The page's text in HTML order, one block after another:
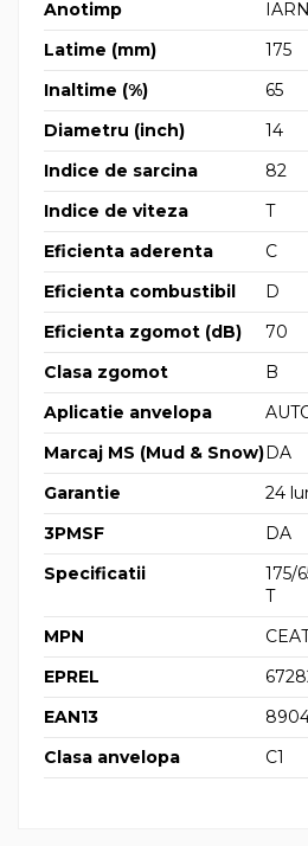
Anotimp
Latime (mm)
175
Inaltime (%)
65
Diametru (inch)
14
Indice de sarcina
82
Indice de viteza
T
Eficienta aderenta
C
Eficienta combustibil
D
Eficienta zgomot (dB)
70
Clasa zgomot
B
Aplicatie anvelopa
Marcaj MS (Mud & Snow)DA
Garantie
24
3PMSF
DA
Specificatii
175/
T
MPN
EPREL
EAN13
Clasa anvelopa
C1